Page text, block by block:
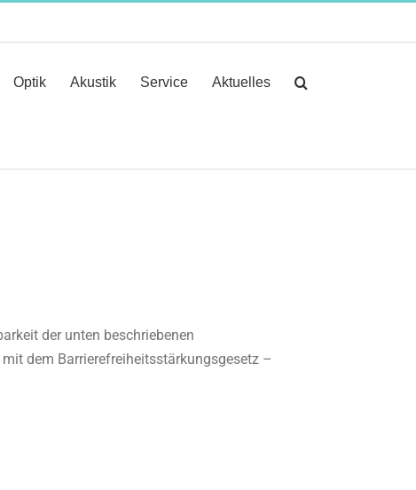
Optik Akustik Service Aktuelles
der unten beschriebenen
dem Barrierefreiheitsstärkungsgesetz –